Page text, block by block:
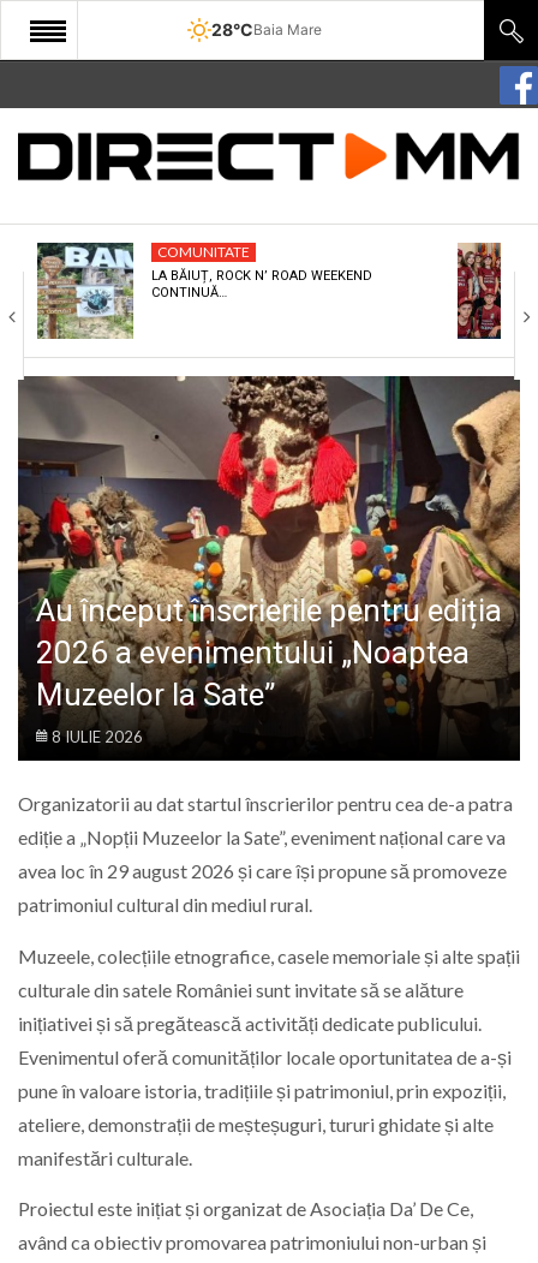
28°CBaia Mare
START
COMUNITATE
CULTURA
ECONOMIE
SANATATE
SPECIAL
POLITIC
LIFE
COMUNITATE
LA BĂIUȚ, ROCK N’ ROAD WEEKEND
CONTINUĂ…
Au început înscrierile pentru ediția
2026 a evenimentului „Noaptea
Muzeelor la Sate”
8 IULIE 2026
Organizatorii au dat startul înscrierilor pentru cea de-a patra
ediție a „Nopții Muzeelor la Sate”, eveniment național care va
avea loc în 29 august 2026 și care își propune să promoveze
patrimoniul cultural din mediul rural.
Muzeele, colecțiile etnografice, casele memoriale și alte spații
culturale din satele României sunt invitate să se alăture
inițiativei și să pregătească activități dedicate publicului.
Evenimentul oferă comunităților locale oportunitatea de a-și
pune în valoare istoria, tradițiile și patrimoniul, prin expoziții,
ateliere, demonstrații de meșteșuguri, tururi ghidate și alte
manifestări culturale.
Proiectul este inițiat și organizat de Asociația Da’ De Ce,
având ca obiectiv promovarea patrimoniului non-urban și